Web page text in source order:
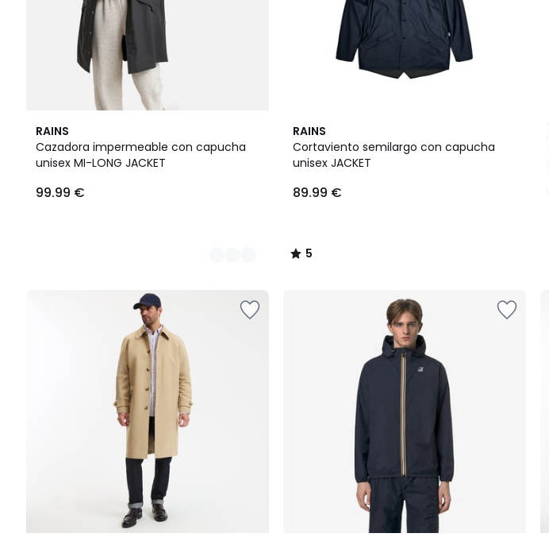
RAINS
Cazadora impermeable con capucha
unisex MI-LONG JACKET
99.99 €
2
Colores
RAINS
Cortaviento semilargo con capucha
unisex JACKET
89.99 €
5
/
5
5
/